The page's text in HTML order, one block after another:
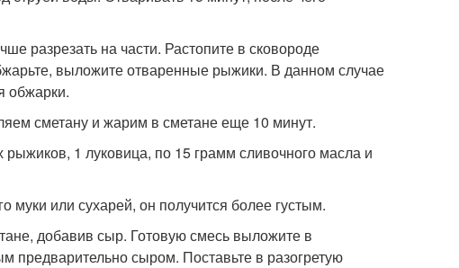
разрезать на части. Растопите в сковороде
выложите отваренные рыжики. В данном случае
обжарки.
сметану и жарим в сметане еще 10 минут.
1 луковица, по 15 грамм сливочного масла и
муки или сухарей, он получится более густым.
добавив сыр. Готовую смесь выложите в
предварительно сыром. Поставьте в разогретую